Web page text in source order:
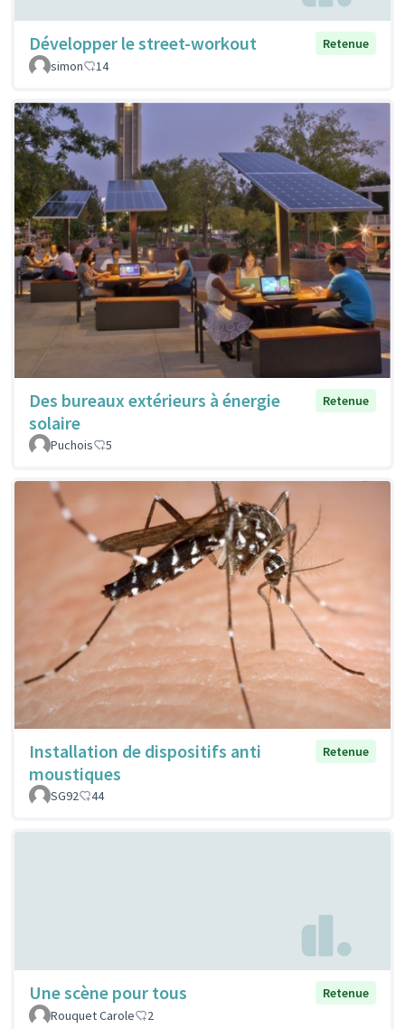
Développer le street-workout
Retenue
simon
14
Des bureaux extérieurs à énergie
solaire
Retenue
Puchois 5
Installation de dispositifs anti
moustiques
Retenue
SG92 44
Une scène pour tous
Retenue
Rouquet Carole
2